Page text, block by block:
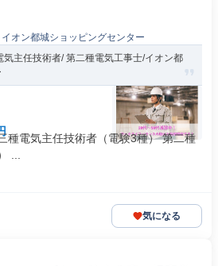
オン都城ショッピングセンター
気主任技術者/ 第二種電気工事士/イオン都
種電気主任技術者（電験3種） 第二種
...
気になる